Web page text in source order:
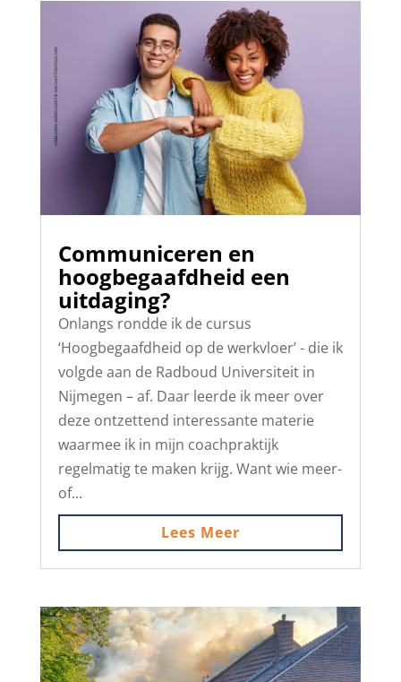
Communiceren en
hoogbegaafdheid een
uitdaging?
Onlangs rondde ik de cursus
‘Hoogbegaafdheid op de werkvloer’ - die ik
volgde aan de Radboud Universiteit in
Nijmegen – af. Daar leerde ik meer over
deze ontzettend interessante materie
waarmee ik in mijn coachpraktijk
regelmatig te maken krijg. Want wie meer-
of...
Lees Meer